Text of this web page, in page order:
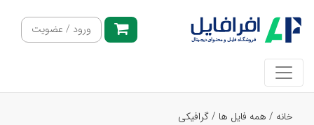
ورود / عضویت
خانه / همه فایل ها /گرافیکی